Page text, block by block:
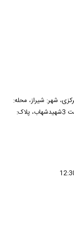
شهر: شیراز، محله:
مشیر فاطمی، خیابان سیدجمال الدین اسدآبادی، بن بست 3شهیدشهاب، پلاک: